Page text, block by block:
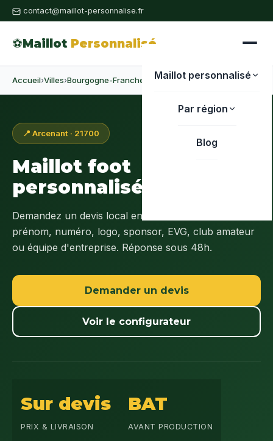
contact@maillot-personnalise.fr
⚽Maillot Personnalisé
Maillot personnalisé
Par région
Blog
Accueil›Villes›Bourgogne-Franche-Comté›Côte-d'Or› Arcenant
📍 Arcenant · 21700
Maillot foot
personnalisé à
Demandez un devis local en
prénom, numéro, logo, sponsor, EVG, club amateur
ou équipe d'entreprise. Réponse sous 48h.
Demander un devis
Voir le configurateur
Sur devis
PRIX & LIVRAISON
BAT
AVANT PRODUCTION